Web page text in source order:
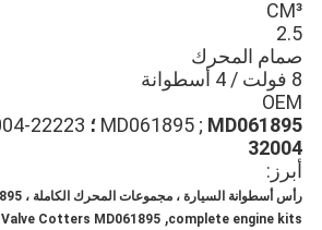
CM³
2.5
صمام المحرك
8 فولت / 4 أسطوانة
OEM
MD061895 ; MD061895 ؛ 22223-32004
32004
أبرز:
رأس أسطوانة السيارة ، مجموعات المحرك الكاملة ، Valve Cotters MD061895
complete engine kits
,
Valve Cotters MD061895